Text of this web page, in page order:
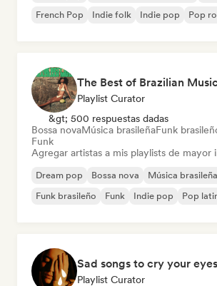
French Pop
Indie folk Indie pop Pop
The Best of Brazilian
Playlist Curator
&gt; 500 respuestas dadas
Bossa novaMúsica brasileñaFunk
Funk
Agregar artistas a mis playlists de mayor
Dream pop Bossa nova
Música brasileña
Funk brasileño
Funk Indie pop Pop
Sad songs to cry your
Playlist Curator